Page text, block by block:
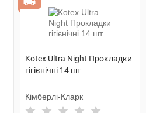
Kotex Ultra Night Прокладки
гігієнічні 14 шт
Кімберлі-Кларк